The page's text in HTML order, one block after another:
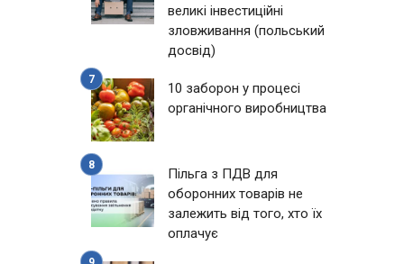
великі інвестиційні
зловживання (польський
досвід)
10 заборон у процесі
органічного виробництва
Пільга з ПДВ для
оборонних товарів не
залежить від того, хто їх
оплачує